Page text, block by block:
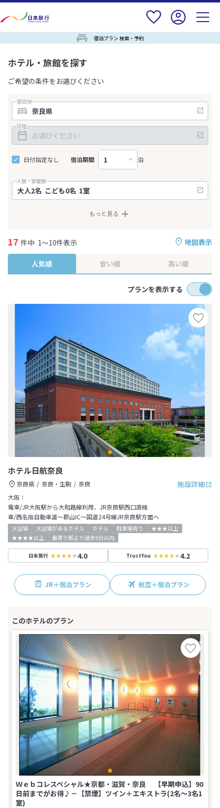
宿泊プラン 検索・予約
ホテル・旅館を探す
ご希望の条件をお選びください
宿泊地
日程
日付指定なし 宿泊期間 泊
人数・部屋数
もっと見る
地図表示
17 件中 1～10件表示
人気順 安い順 高い順
プランを表示する
ホテル日航奈良
施設詳細
奈良県 奈良・生駒
奈良
大阪：
電車/JR大阪駅から大和路線利用、JR奈良駅西口直結
車/西名阪自動車道～郡山IC～国道24号線JR奈良駅方面へ
大浴場 大浴場があるホテル ホテル 駐車場有り
★★★以上
★★★★以上
最寄り駅より徒歩5分以内
日本旅行 4.0 TrustYou 4.2
JR＋宿泊プラン 航空＋宿泊プラン
Ｗｅｂコレスペシャル★京都・滋賀・奈良 【早期申込】90
日前までがお得♪－【禁煙】ツイン＋エキストラ(2名～3名1
室)